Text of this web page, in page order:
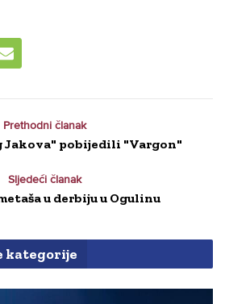
Prethodni članak
Jakova" pobijedili "Vargon"
Sljedeći članak
u derbiju u Ogulinu
kategorije